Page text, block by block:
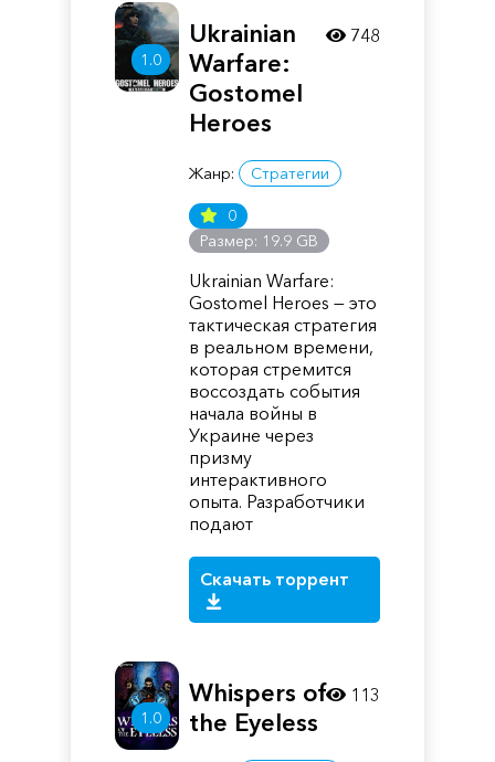
1.0
Ukrainian
Warfare:
Gostomel
Heroes
Жанр: Стратегии
0
Размер: 19.9 GB
Ukrainian Warfare:
Gostomel Heroes — это
тактическая стратегия
в реальном времени,
которая стремится
воссоздать события
начала войны в
Украине через
призму
интерактивного
опыта. Разработчики
подают
Скачать торрент
748
1.0
Whispers of
the Eyeless
113